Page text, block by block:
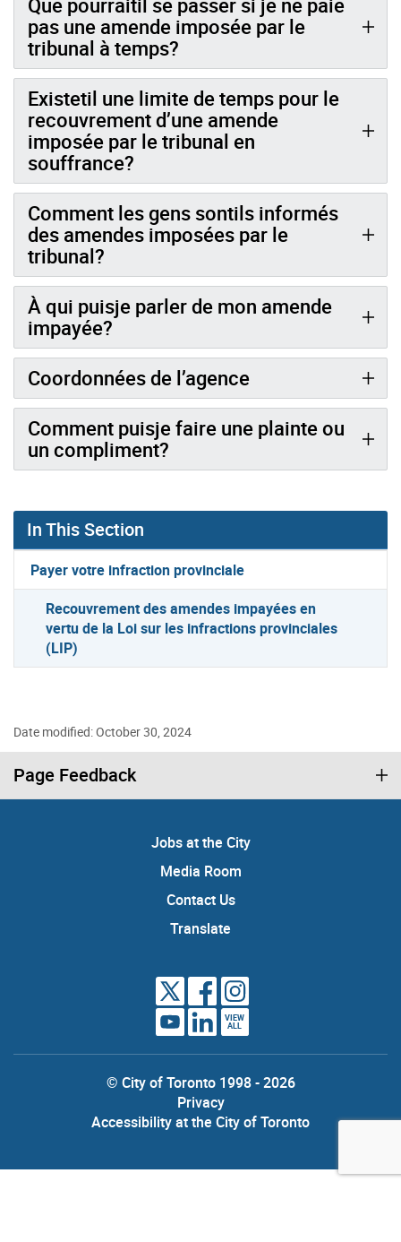
pas une amende imposée par le
tribunal à temps?
Existetil une limite de temps pour le
recouvrement d’une amende
imposée par le tribunal en
souffrance?
Comment les gens sontils informés
des amendes imposées par le
tribunal?
À qui puisje parler de mon amende
impayée?
Coordonnées de l’agence
Comment puisje faire une plainte ou
un compliment?
In This Section
Payer votre infraction provinciale
Recouvrement des amendes impayées en
vertu de la Loi sur les infractions provinciales
(LIP)
Date modified: October 30, 2024
Page Feedback
Jobs at the City
Media Room
Contact Us
Translate
VIEW
ALL
© City of Toronto 1998 - 2026
Privacy
Accessibility at the City of Toronto